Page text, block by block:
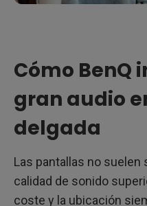
Cómo BenQ
gran audio
delgada
Las pantallas no
calidad de sonido
coste y la ubicación